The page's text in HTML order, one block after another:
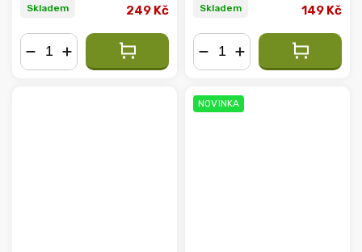
Skladem 249 Kč Skladem 149 Kč
NOVINKA